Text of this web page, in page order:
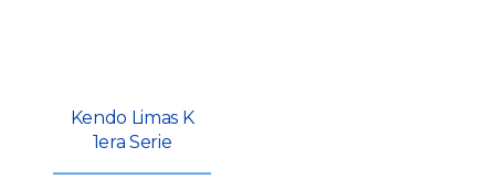
Kendo Limas K
1era Serie